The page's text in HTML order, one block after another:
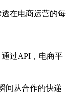
在电商运营的每
通过API ，电商平
间从合作的快递